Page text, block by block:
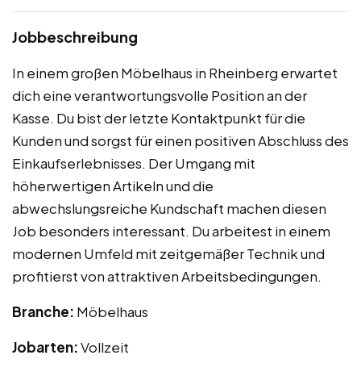
Jobbeschreibung
In einem großen Möbelhaus in Rheinberg erwartet
dich eine verantwortungsvolle Position an der
Kasse. Du bist der letzte Kontaktpunkt für die
Kunden und sorgst für einen positiven Abschluss des
Einkaufserlebnisses. Der Umgang mit
höherwertigen Artikeln und die
abwechslungsreiche Kundschaft machen diesen
Job besonders interessant. Du arbeitest in einem
modernen Umfeld mit zeitgemäßer Technik und
profitierst von attraktiven Arbeitsbedingungen.
Branche: Möbelhaus
Jobarten:Vollzeit